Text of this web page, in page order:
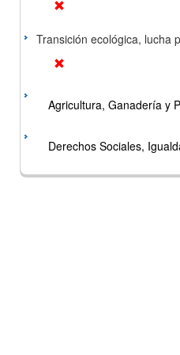
Transición ecológica, lucha
Agricultura, Ganadería y
Derechos Sociales,